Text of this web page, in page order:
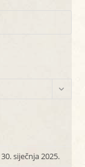
30. siječnja 2025.